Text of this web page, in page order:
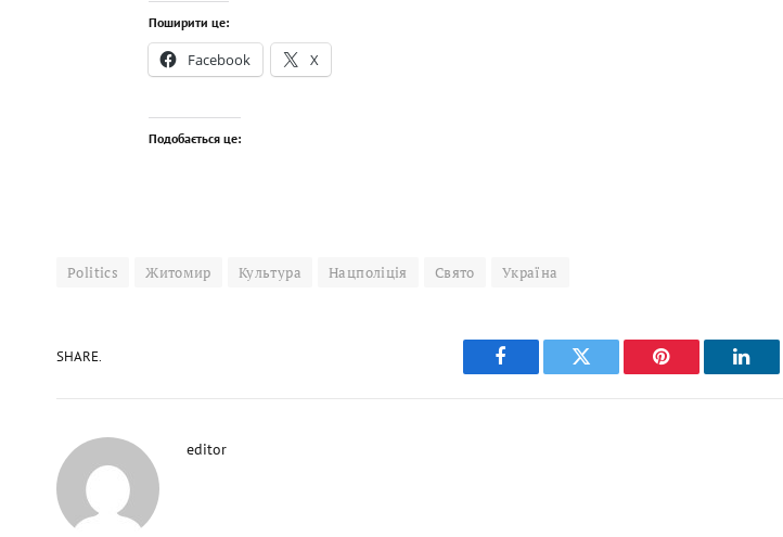
Поширити це:
Facebook X
Подобається це:
Politics Житомир Культура Нацполіція Свято Україна
SHARE.
Facebook Twitter Pinterest
editor